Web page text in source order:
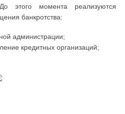
этого момента реализуются
банкротства:
администрации;
кредитных организаций;